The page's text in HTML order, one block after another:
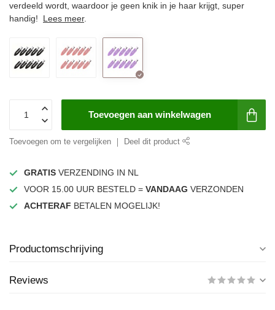
verdeeld wordt, waardoor je geen knik in je haar krijgt, super
handig! Lees meer.
Toevoegen aan winkelwagen
Toevoegen om te vergelijken Deel dit product
GRATIS VERZENDING IN NL
VOOR 15.00 UUR BESTELD = VANDAAG VERZONDEN
ACHTERAF BETALEN MOGELIJK!
Productomschrijving
Reviews